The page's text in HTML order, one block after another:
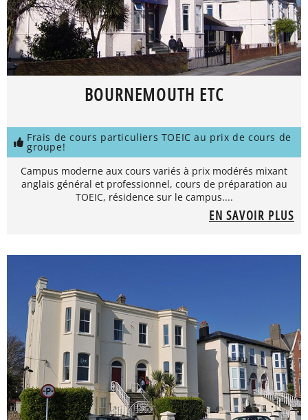
BOURNEMOUTH ETC
Frais de cours particuliers TOEIC au prix de cours de
groupe!
Campus moderne aux cours variés à prix modérés mixant
anglais général et professionnel, cours de préparation au
TOEIC, résidence sur le campus....
EN SAVOIR PLUS